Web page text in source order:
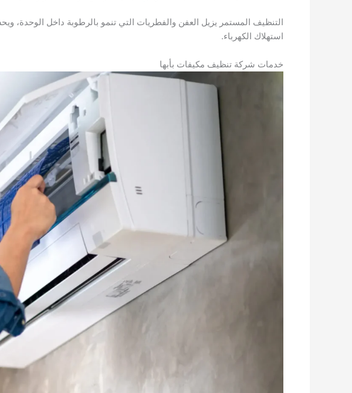
التنظيف المستمر يزيل العفن والفطريات التي تنمو بالرطوبة داخل
استهلاك الكهرباء.
خدمات شركة تنظيف مكيفات بأبها